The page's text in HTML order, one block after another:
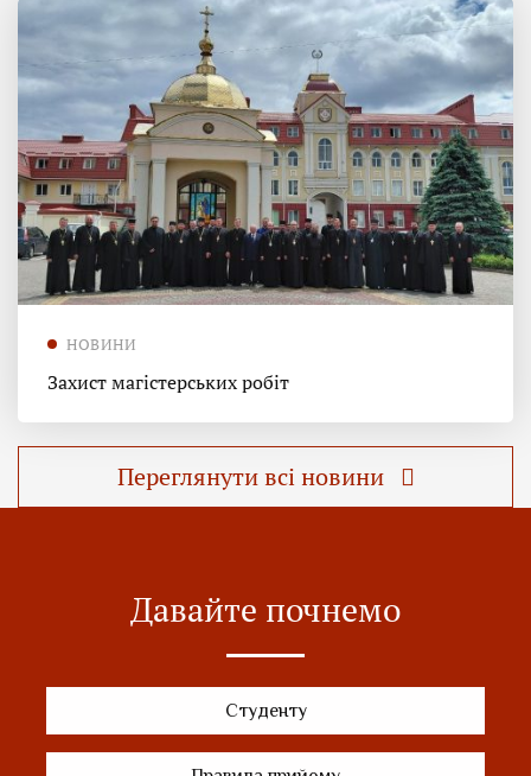
НОВИНИ
Захист магістерських робіт
Переглянути всі новини
Давайте почнемо
Студенту